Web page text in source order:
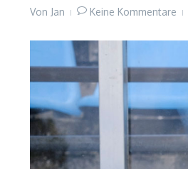
Von Jan Keine Kommentare